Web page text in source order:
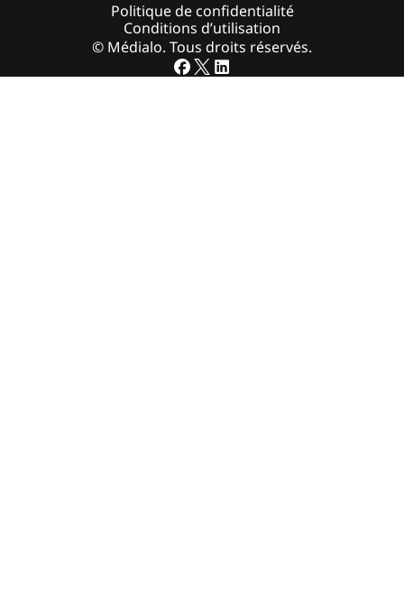
© Médialo. Tous droits réservés.
Politique de confidentialité
Conditions d’utilisation